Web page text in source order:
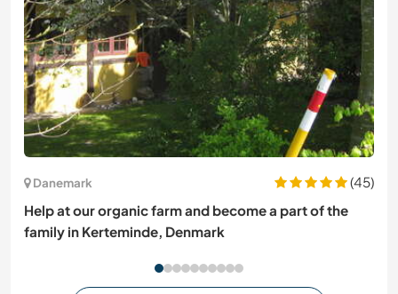
Danemark
(45)
Help at our organic farm and become a part of the
family in Kerteminde, Denmark